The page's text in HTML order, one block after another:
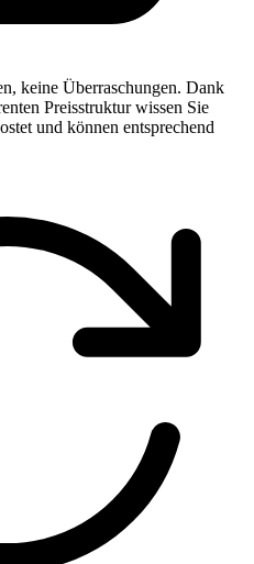
keine Überraschungen. Dank
Preisstruktur wissen Sie
und können entsprechend